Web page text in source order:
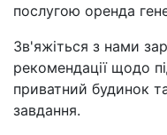
послугою оренда
Зв'яжіться з нами
рекомендації щодо
приватний будинок
завдання.